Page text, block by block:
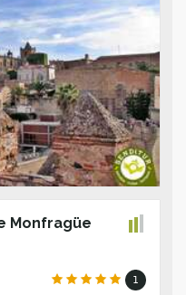
Monfragüe
1